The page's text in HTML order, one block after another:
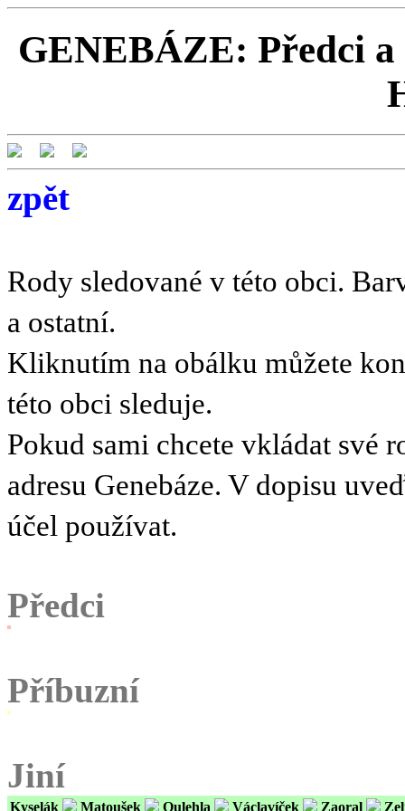
GENEBÁZE: Předci a
zpět
Rody sledované v této obci.
a ostatní.
Kliknutím na obálku můžete
této obci sleduje.
Pokud sami chcete vkládat své
adresu Genebáze. V dopisu
účel používat.
Předci
Příbuzní
Jiní
Kyselák Matoušek Oulehla Václavíček Zaoral